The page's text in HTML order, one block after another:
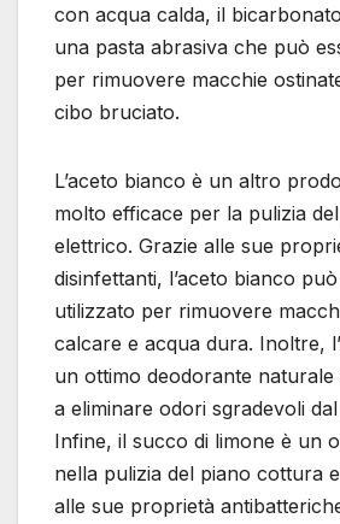
con acqua calda, il
una pasta abrasiva che può
per rimuovere macchie
cibo bruciato.
L’aceto bianco è un altro
molto efficace per la pulizia
elettrico. Grazie alle sue
disinfettanti, l’aceto bianco
utilizzato per rimuovere
calcare e acqua dura. Inoltre,
un ottimo deodorante
a eliminare odori sgradevoli
Infine, il succo di limone è un
nella pulizia del piano cottura
alle sue proprietà